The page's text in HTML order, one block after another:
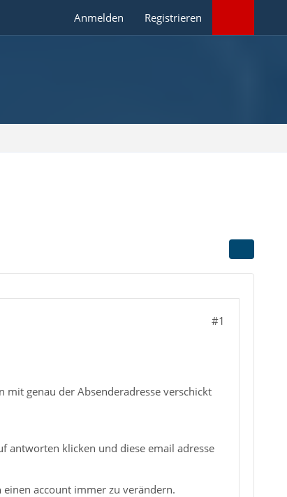
Anmelden Registrieren
#1
genau der Absenderadresse verschickt
antworten klicken und diese email adresse
account immer zu verändern.